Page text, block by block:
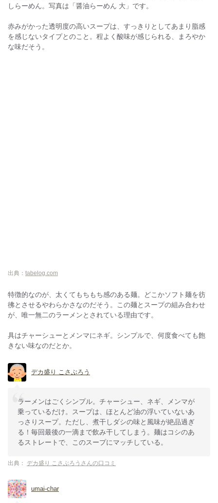
しらーめん。写真は「醤油らーめん 大」です。
赤みがかった透明度の高いスープは、すっきりとしてあまり脂感
を感じないタイプとのこと。程よく酸味が感じられる、まろやか
な味だそう。
出典： tabelog.com
特徴的なのが、太くてもちもち感のある麺。どこかソフト麺を彷
彿とさせるやわらかさなのだそう。この麺とスープの組み合わせ
が、唯一無二のラーメンとされている理由です。
具はチャーシューとメンマにネギ。シンプルで、何度食べても飽
きない味なのだとか。
デカ盛り こさぶろう
ラーメンはごくシンプル。チャーシュー、ネギ、メンマが
乗っているだけ。スープは、ほとんど油の浮いていないあ
っさりスープ。ただし、煮干しダシの味と風味が絶品過ぎ
る！毎回最後の一滴まで飲み干してしまう。麺はコシのあ
るストレートで、このスープにマッチしている。
出典： デカ盛り こさぶろうさんの口コミ
umai-char